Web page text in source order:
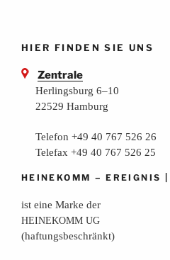
HIER FINDEN SIE UNS
Zentrale
Herlingsburg 6–10
22529 Hamburg
Telefon +49 40 767 526 26
Telefax +49 40 767 526 25
HEINEKOMM –EREIGNIS
ist eine Mar­ke der
HEINEKOMM UG
(haf­tungs­be­schränkt)